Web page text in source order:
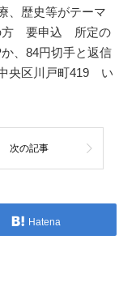
、歴史等がテーマ
方 要申込 所定の
、84円切手と返信
央区川戸町419 い
次の記事
Hatena